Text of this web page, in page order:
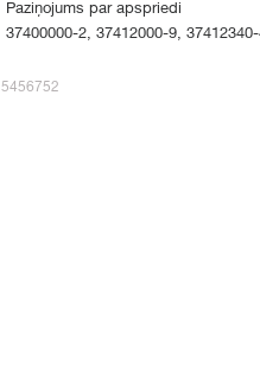
Paziņojums par apspriedi
37400000-2, 37412000-9,
5456752